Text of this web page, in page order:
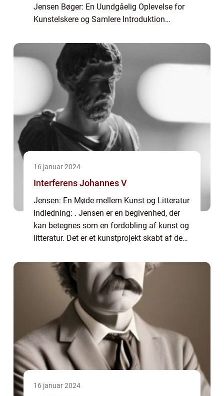
Jensen Bøger: En Uundgåelig Oplevelse for
Kunstelskere og Samlere Introduktion
betydningsfulde forfattere, hvis værker har
sat dybe s...
16 januar 2024
Interferens Johannes V
Jensen: En Møde mellem Kunst og Litteratur
Indledning: . Jensen er en begivenhed, der
kan betegnes som en fordobling af kunst og
litteratur. Det er et kunstprojekt skabt af den
billedkunstneren Johan Rohde. Proj...
16 januar 2024